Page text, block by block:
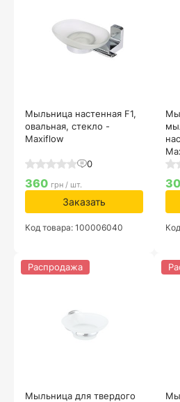
Мыльница настенная F1,
овальная, стекло -
Maxiflow
0
360 грн / шт.
Заказать
Код товара: 100006040
Мыльница для твердого
Распродажа